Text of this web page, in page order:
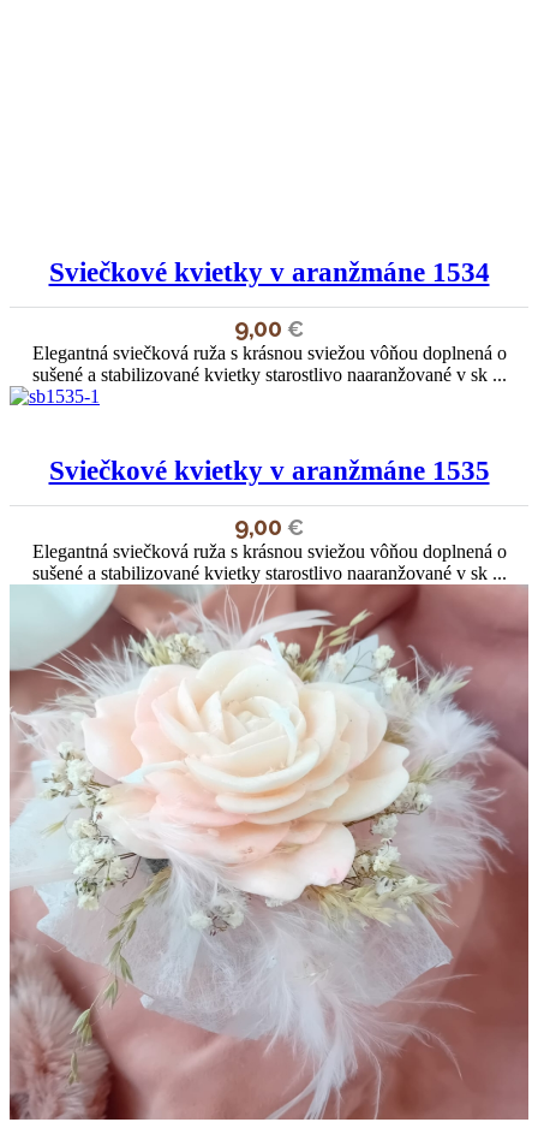
Sviečkové kvietky v aranžmáne 1534
9,00 €
Elegantná sviečková ruža s krásnou sviežou vôňou doplnená o
sušené a stabilizované kvietky starostlivo naaranžované v sk ...
Sviečkové kvietky v aranžmáne 1535
9,00 €
Elegantná sviečková ruža s krásnou sviežou vôňou doplnená o
sušené a stabilizované kvietky starostlivo naaranžované v sk ...